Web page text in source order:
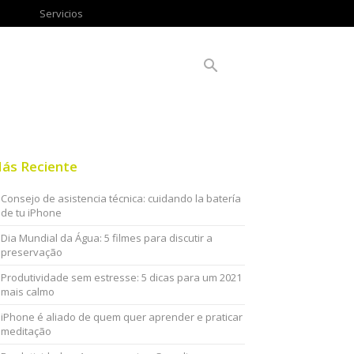
Servicios
Reciente
Consejo de asistencia técnica: cuidando la batería
de tu iPhone
Dia Mundial da Água: 5 filmes para discutir a
preservação
Produtividade sem estresse: 5 dicas para um 2021
mais calmo
iPhone é aliado de quem quer aprender e praticar
meditação